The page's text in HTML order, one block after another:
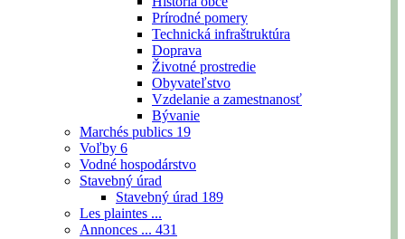
Prírodné pomery
Technická infraštruktúra
Doprava
Životné prostredie
Obyvateľstvo
Vzdelanie a zamestnanosť
Bývanie
Marchés publics 19
Voľby 6
Vodné hospodárstvo
Stavebný úrad
Stavebný úrad 189
Les plaintes ...
Annonces ... 431